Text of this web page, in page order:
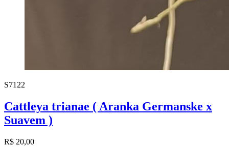
S7122
Cattleya trianae ( Aranka Germanske x
Suavem )
R$ 20,00